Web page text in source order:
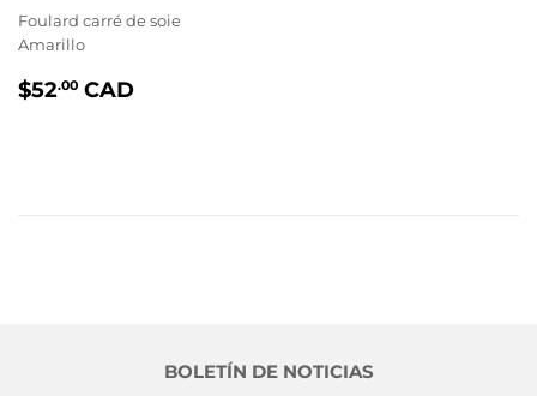
Foulard carré de soie
Amarillo
PRIX
$52.00 CAD
BOLETÍN DE NOTICIAS